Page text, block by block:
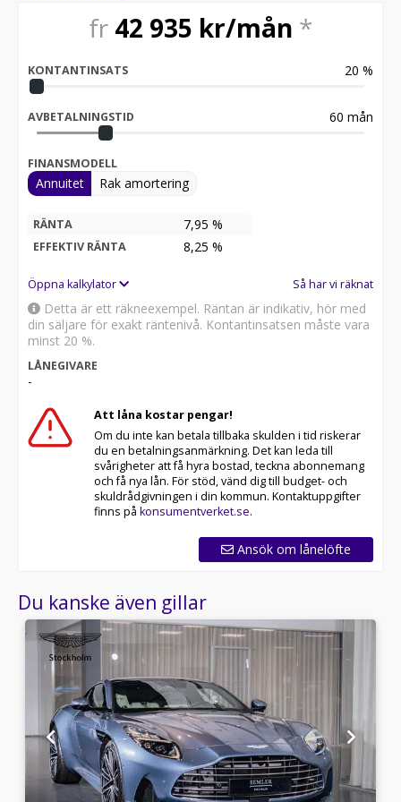
- Bowers & Wilkins Audio System
- Auto Park Assist
- Keyless Entry
För bästa möjliga kundupplevelse rekommenderar vi
att ni bokar en tid för personlig visning.
Finansiering erbjuds genom samarbetande
finanspartner.
Vi tar gärna din bil i inbyte.
Vi är stolt auktoriserad importör och återförsäljare av
Aston Martin - Bentley - Lamborghini och McLaren.
Varmt Välkommen till Semler Premium!
fr 42 935 kr/mån *
KONTANTINSATS 20 %
AVBETALNINGSTID 60 mån
FINANSMODELL
Annuitet Rak amortering
RÄNTA 7,95 %
EFFEKTIV RÄNTA 8,25 %
Öppna kalkylator Så har vi räknat
Detta är ett räkneexempel. Räntan är indikativ, hör med
din säljare för exakt räntenivå. Kontantinsatsen måste vara
minst 20 %.
LÅNEGIVARE
-
Att låna kostar pengar!
Om du inte kan betala tillbaka skulden i tid riskerar
du en betalningsanmärkning. Det kan leda till
svårigheter att få hyra bostad, teckna abonnemang
och få nya lån. För stöd, vänd dig till budget- och
skuldrådgivningen i din kommun. Kontaktuppgifter
finns på konsumentverket.se.
Ansök om lånelöfte
Du kanske även gillar